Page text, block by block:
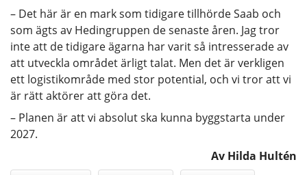
– Det här är en mark som tidigare tillhörde Saab och
som ägts av Hedingruppen de senaste åren. Jag tror
inte att de tidigare ägarna har varit så intresserade av
att utveckla området ärligt talat. Men det är verkligen
ett logistikområde med stor potential, och vi tror att vi
är rätt aktörer att göra det.
– Planen är att vi absolut ska kunna byggstarta under
2027.
Av Hilda Hultén